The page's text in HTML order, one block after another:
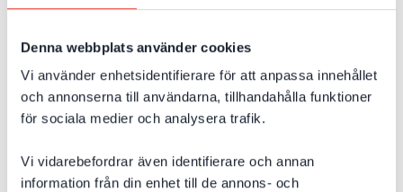
Denna webbplats använder cookies
Vi använder enhetsidentifierare för att anpassa innehållet
och annonserna till användarna, tillhandahålla funktioner
för sociala medier och analysera trafik.
Vi vidarebefordrar även identifierare och annan
information från din enhet till de annons- och
utveckla, integrera och modernisera
lösningar i Microsofts ekosystem
När system inte hänger ihop uppstår ofta manuella
arbetsmoment, dubbelarbete och onödig administration.
DevCore hjälper företag att skapa modernare, effektivare
Azure, AI och Power Platform.